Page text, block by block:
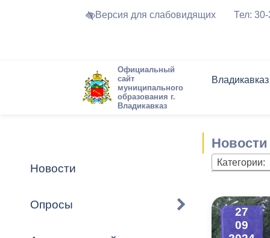
Версия для слабовидящих Тел:
Официальный
сайт
муниципального
образования г.
Владикавказ
Владикавказ
Устав города
Города-
Торги и
Формы
Обратная
Комиссии
График
Новостная
Актуально
Новости
Опросы
Новости
Категории:
27
09